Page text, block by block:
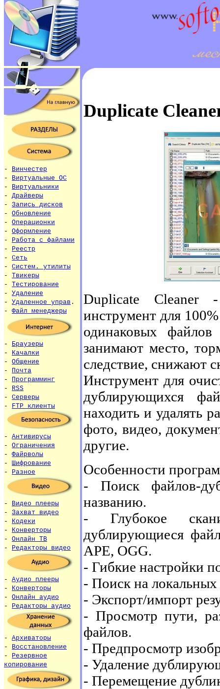
- Винчестер
- Виртуальные ОС
- Виртуальники
- Драйверы
- Запись дисков
- Обновление
- Операционки
- Оформление
- Работа с файлами
- Реестр
- Сеть
- Систем. утилиты
- Твикеры
- Тестирование
- Удаление
- Удаленное управ .
- Файл менеджеры
- Браузеры
- Качалки
- Общение
- Почта
- Программинг
- RSS
- Серверы
- FTP клиенты
- Антивирусы
- Ограничения
- Файрволы
- Шифрование
- Разное
- Видео плееры
- Захват видео
- Кодеки
- Конверторы
- Онлайн ТВ
- Редакторы видео
- Аудио плееры
- Конверторы
- Онлайн аудио
- Редакторы аудио
- Архиваторы
- Восстановление
- Резервное
копирование
Duplicate
Duplicate Cleaner
инструмент для
одинаковых
занимают место,
следствие, снижают
Инструмент для
дублирующихся
находить и удалять
фото, видео,
другие.
Особенности
- Поиск файлов-
названию.
- Глубокое
дублирующиеся
APE, OGG.
- Гибкие настройки
- Поиск на
- Экспорт/импорт
- Просмотр пути,
файлов.
- Предпросмотр
- Удаление
- Перемещение